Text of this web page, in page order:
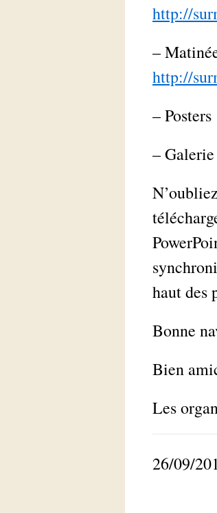
http://
–
http://
– Posters
–
haut des
Bonne
Bien
Les
26/09/